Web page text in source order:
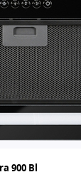
900 Bl